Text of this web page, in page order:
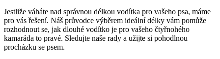
Jestliže váháte nad správnou délkou vodítka pro vašeho psa, máme
pro vás řešení. Náš průvodce výběrem ideální délky vám pomůže
rozhodnout se, jak dlouhé vodítko je pro vašeho čtyřnohého
kamaráda to pravé. Sledujte naše rady a užijte si pohodlnou
procházku se psem.